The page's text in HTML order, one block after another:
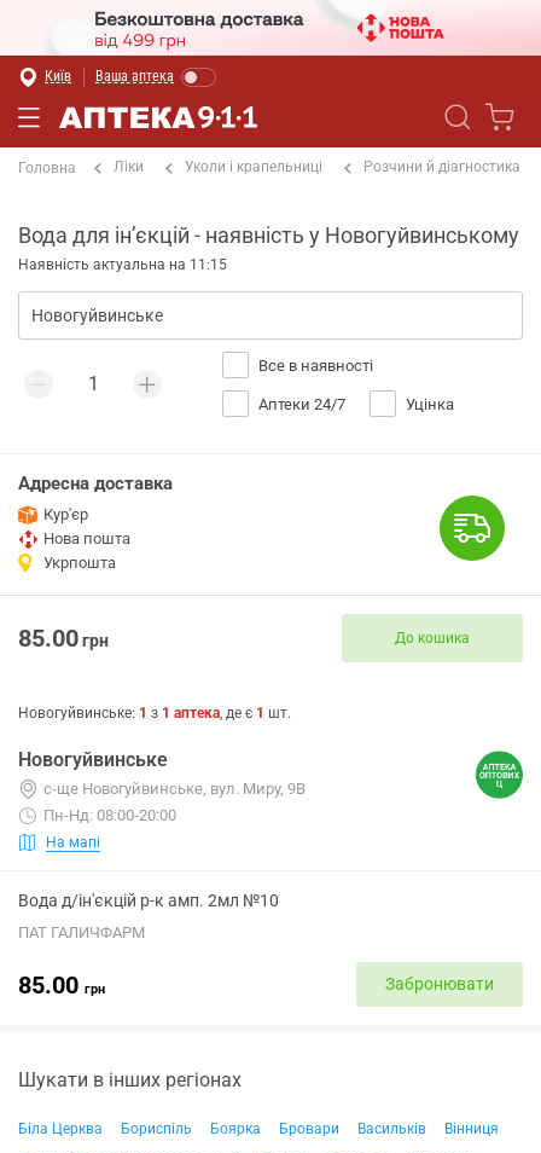
Київ Ваша аптека
Головна Ліки Уколи і крапельниці Розчини й діагностика
Вода для інʼєкцій - наявність у Новогуйвинському
Наявність актуальна на 11:15
Все в наявності
Аптеки 24/7 Уцінка
Адресна доставка
Кур'єр
Нова пошта
Укрпошта
85.00грн До кошика
Новогуйвинське: 1 з 1 аптека, де є 1 шт.
Новогуйвинське
с-ще Новогуйвинське, вул. Миру, 9В
Пн-Нд: 08:00-20:00
На мапі
Вода д/ін'єкцій р-к амп. 2мл №10
ПАТ ГАЛИЧФАРМ
85.00 грн Забронювати
Шукати в інших регіонах
Біла Церква Бориспіль Боярка Бровари Васильків
Вінниця